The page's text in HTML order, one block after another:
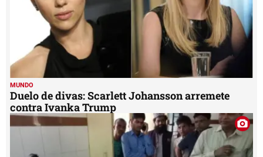
MUNDO
Duelo de divas: Scarlett Johansson arremete
contra Ivanka Trump